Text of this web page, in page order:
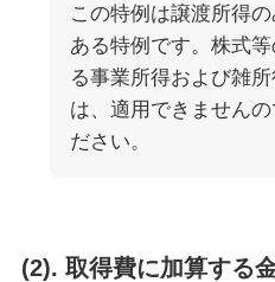
この特例は譲渡所得
ある特例です。株式等
る事業所得および雑
は、適用できませんの
ださい。
(2). 取得費に加算する